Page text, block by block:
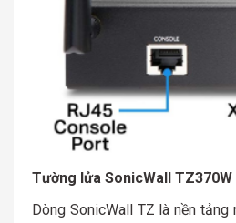
Tường lửa SonicWall TZ370W
Dòng SonicWall TZ là nền